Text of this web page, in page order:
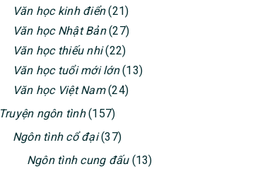
Văn học kinh điển(21)
Văn học Nhật Bản(27)
Văn học thiếu nhi(22)
Văn học tuổi mới lớn(13)
Văn học Việt Nam(24)
Truyện ngôn tình(157)
Ngôn tình cổ đại(37)
Ngôn tình cung đấu(13)